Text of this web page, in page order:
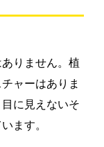
りません。植
ャーはありま
に見えないそ
ます。